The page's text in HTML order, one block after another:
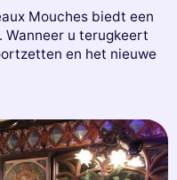
Mouches biedt een
Wanneer u terugkeert
en het nieuwe